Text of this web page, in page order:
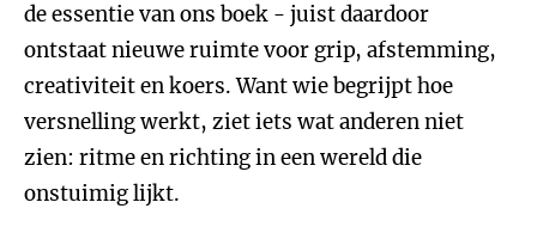
de essentie van ons boek - juist daardoor
ontstaat nieuwe ruimte voor grip, afstemming,
creativiteit en koers. Want wie begrijpt hoe
versnelling werkt, ziet iets wat anderen niet
zien: ritme en richting in een wereld die
onstuimig lijkt.